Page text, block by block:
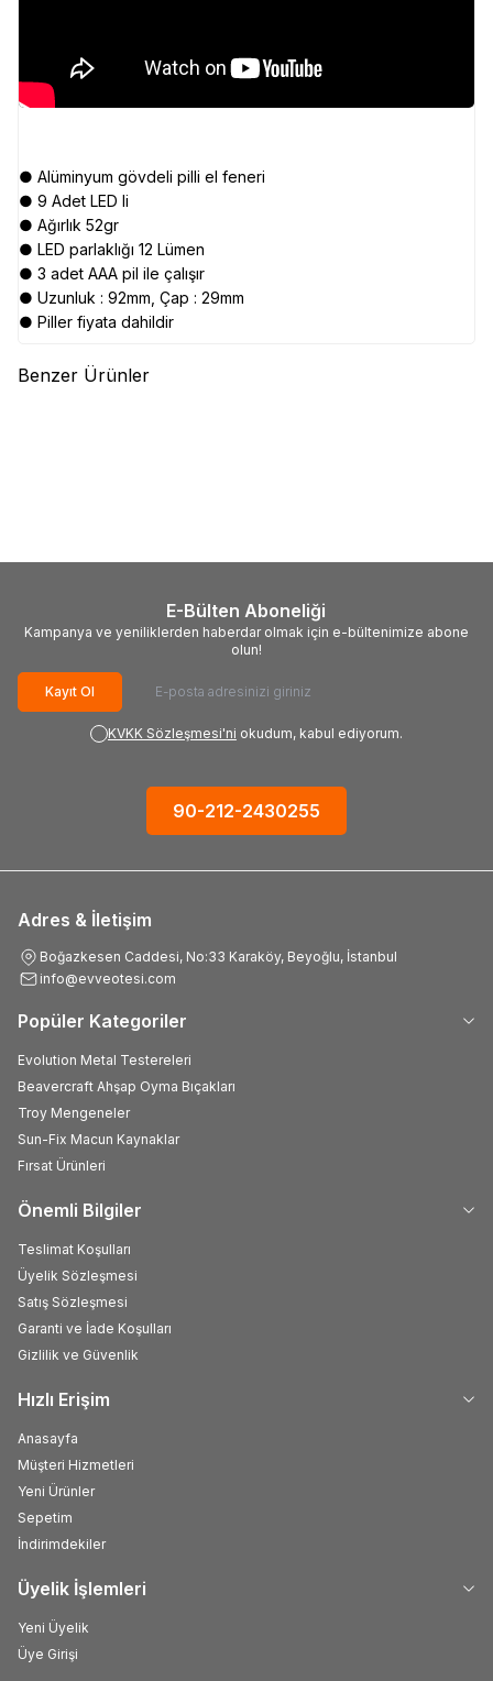
● Alüminyum gövdeli pilli el feneri
● 9 Adet LED li
● Ağırlık 52gr
● LED parlaklığı 12 Lümen
● 3 adet AAA pil ile çalışır
● Uzunluk : 92mm, Çap : 29mm
● Piller fiyata dahildir
Benzer Ürünler
E-Bülten Aboneliği
Kampanya ve yeniliklerden haberdar olmak için e-bültenimize abone
olun!
Kayıt Ol
KVKK Sözleşmesi'ni okudum, kabul ediyorum.
90-212-2430255
Adres & İletişim
Boğazkesen Caddesi, No:33 Karaköy, Beyoğlu, İstanbul
info@evveotesi.com
Popüler Kategoriler
Evolution Metal Testereleri
Beavercraft Ahşap Oyma Bıçakları
Troy Mengeneler
Sun-Fix Macun Kaynaklar
Fırsat Ürünleri
Önemli Bilgiler
Teslimat Koşulları
Üyelik Sözleşmesi
Satış Sözleşmesi
Garanti ve İade Koşulları
Gizlilik ve Güvenlik
Hızlı Erişim
Anasayfa
Müşteri Hizmetleri
Yeni Ürünler
Sepetim
İndirimdekiler
Üyelik İşlemleri
Yeni Üyelik
Üye Girişi